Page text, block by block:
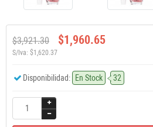
$3,921.30 $1,960.65
S/Iva: $1,620.37
Disponibilidad: En Stock 32